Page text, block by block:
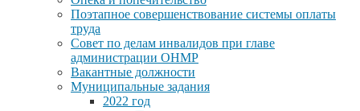
Поэтапное совершенствование системы оплаты
труда
Совет по делам инвалидов при главе
администрации ОНМР
Вакантные должности
Муниципальные задания
2022 год